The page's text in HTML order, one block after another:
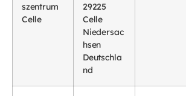
szentrum
Celle
29225
Celle
Niedersac
hsen
Deutschla
nd